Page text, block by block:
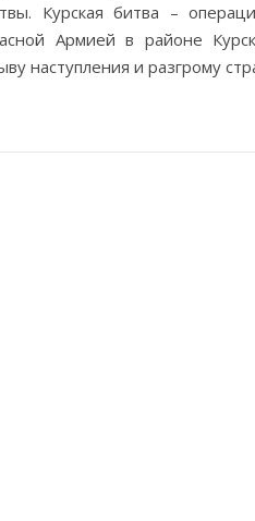
Курская битва –
Армией в районе
наступления и разгрому